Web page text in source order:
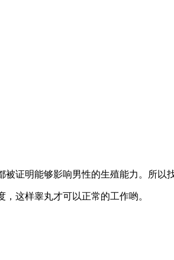
证明能够影响男性的生殖能力。所以
这样睾丸才可以正常的工作哟。